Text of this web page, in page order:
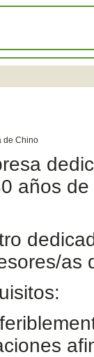
de Chino
años
as